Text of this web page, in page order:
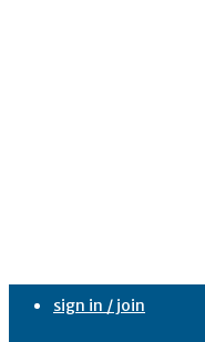
sign in / join